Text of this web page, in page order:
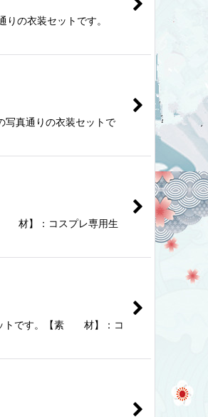
の衣装セットです。
写真通りの衣装セットで
材】：コスプレ専用生
ットです。【素 材】：コ